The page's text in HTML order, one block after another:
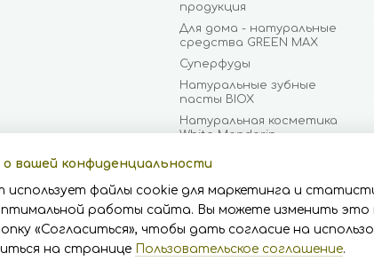
продукция
Для дома - натуральные
средства GREEN MAX
Суперфуды
Натуральные зубные
пасты BIOX
Натуральная косметика
White Mandarin
CHOICE
Бренды
вашей конфиденциальности
файлы cookie для маркетинга и
работы сайта. Вы можете изменить это
«Согласиться», чтобы дать согласие на
на странице Пользовательское соглашение.